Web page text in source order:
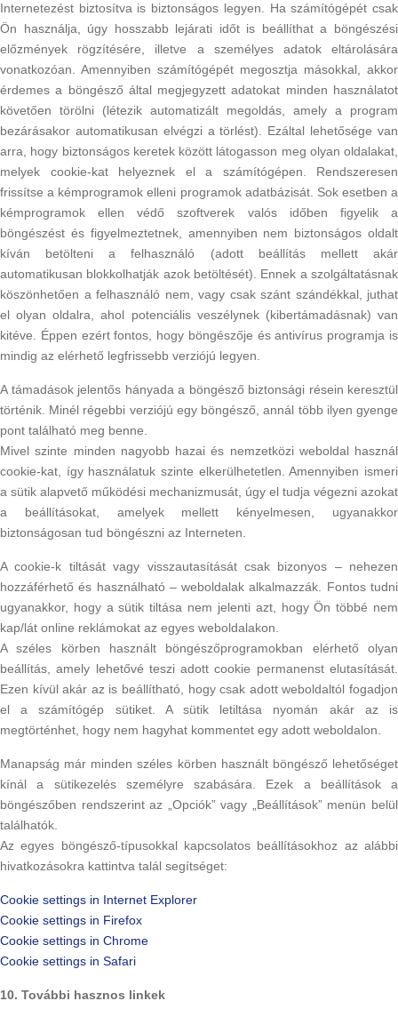
Internetezést biztosítva is biztonságos legyen. Ha számítógépét csak
Ön használja, úgy hosszabb lejárati időt is beállíthat a böngészési
előzmények rögzítésére, illetve a személyes adatok eltárolására
vonatkozóan. Amennyiben számítógépét megosztja másokkal, akkor
érdemes a böngésző által megjegyzett adatokat minden használatot
követően törölni (létezik automatizált megoldás, amely a program
bezárásakor automatikusan elvégzi a törlést). Ezáltal lehetősége van
arra, hogy biztonságos keretek között látogasson meg olyan oldalakat,
melyek cookie-kat helyeznek el a számítógépen. Rendszeresen
frissítse a kémprogramok elleni programok adatbázisát. Sok esetben a
kémprogramok ellen védő szoftverek valós időben figyelik a
böngészést és figyelmeztetnek, amennyiben nem biztonságos oldalt
kíván betölteni a felhasználó (adott beállítás mellett akár
automatikusan blokkolhatják azok betöltését). Ennek a szolgáltatásnak
köszönhetően a felhasználó nem, vagy csak szánt szándékkal, juthat
el olyan oldalra, ahol potenciális veszélynek (kibertámadásnak) van
kitéve. Éppen ezért fontos, hogy böngészője és antivírus programja is
mindig az elérhető legfrissebb verziójú legyen.
A támadások jelentős hányada a böngésző biztonsági résein keresztül
történik. Minél régebbi verziójú egy böngésző, annál több ilyen gyenge
pont található meg benne.
Mivel szinte minden nagyobb hazai és nemzetközi weboldal használ
cookie-kat, így használatuk szinte elkerülhetetlen. Amennyiben ismeri
a sütik alapvető működési mechanizmusát, úgy el tudja végezni azokat
a beállításokat, amelyek mellett kényelmesen, ugyanakkor
biztonságosan tud böngészni az Interneten.
A cookie-k tiltását vagy visszautasítását csak bizonyos – nehezen
hozzáférhető és használható – weboldalak alkalmazzák. Fontos tudni
ugyanakkor, hogy a sütik tiltása nem jelenti azt, hogy Ön többé nem
kap/lát online reklámokat az egyes weboldalakon.
A széles körben használt böngészőprogramokban elérhető olyan
beállítás, amely lehetővé teszi adott cookie permanenst elutasítását.
Ezen kívül akár az is beállítható, hogy csak adott weboldaltól fogadjon
el a számítógép sütiket. A sütik letiltása nyomán akár az is
megtörténhet, hogy nem hagyhat kommentet egy adott weboldalon.
Manapság már minden széles körben használt böngésző lehetőséget
kínál a sütikezelés személyre szabására. Ezek a beállítások a
böngészőben rendszerint az „Opciók” vagy „Beállítások” menün belül
találhatók.
Az egyes böngésző-típusokkal kapcsolatos beállításokhoz az alábbi
hivatkozásokra kattintva talál segítséget:
Cookie settings in Internet Explorer
Cookie settings in Firefox
Cookie settings in Chrome
Cookie settings in Safari
10. További hasznos linkek